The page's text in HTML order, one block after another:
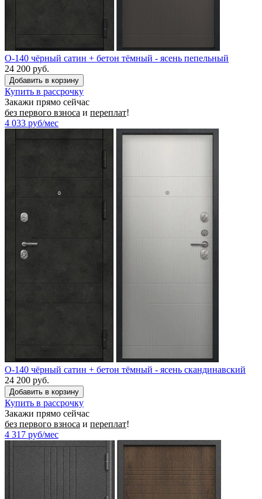
O-140 чёрный сатин + бетон тёмный - ясень пепельный
24 200 руб.
Купить в рассрочку
Закажи прямо сейчас
без первого взноса и переплат!
4 033 руб/мес
O-140 чёрный сатин + бетон тёмный - ясень скандинавский
24 200 руб.
Купить в рассрочку
Закажи прямо сейчас
без первого взноса и переплат!
4 317 руб/мес